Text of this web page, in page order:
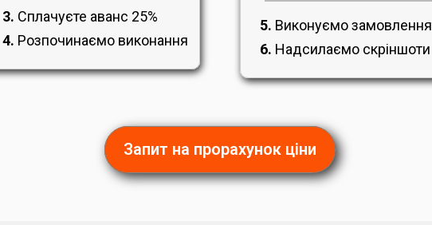
3. Сплачуєте аванс 25%
4. Розпочинаємо виконання
5. Виконуємо замовлення
6. Надсилаємо скріншоти
Запит на прорахунок ціни